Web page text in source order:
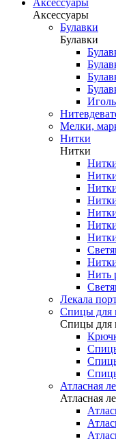
Аксессуары
Аксессуары
Булавки
Булавки
Мелки,
Нитки
Нитки
Нить
Лекала
Спицы для
Спицы для
Атласная
Атласная